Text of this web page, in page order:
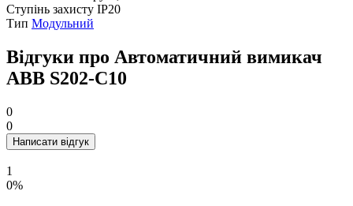
Ступінь захисту IP20
Тип Модульний
Відгуки про Автоматичний вимикач
ABB S202-С10
0
0
Написати відгук
1
0%